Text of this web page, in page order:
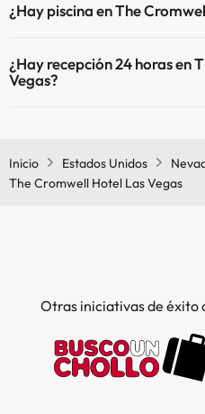
¿Hay piscina en The
ser de pago) Aquí tienes más info
instalaciones.
¿Hay recepción 24 horas en
Vegas?
Inicio Estados Unidos
The Cromwell Hotel Las Vegas
Otras iniciativas de éxito